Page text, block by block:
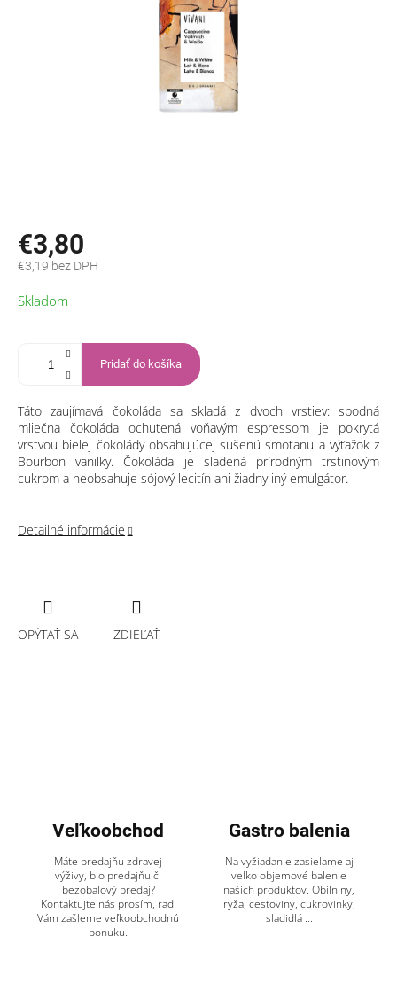
€3,80
€3,19 bez DPH
cena:
Skladom
Pridať do košíka
Táto zaujímavá čokoláda sa skladá z dvoch vrstiev: spodná
mliečna čokoláda ochutená voňavým espressom je pokrytá
vrstvou bielej čokolády obsahujúcej sušenú smotanu a výťažok z
Bourbon vanilky. Čokoláda je sladená prírodným trstinovým
cukrom a neobsahuje sójový lecitín ani žiadny iný emulgátor.
Detailné informácie
OPÝTAŤ SA ZDIEĽAŤ
Veľkoobchod
Máte predajňu zdravej
výživy, bio predajňu či
bezobalový predaj?
Kontaktujte nás prosím, radi
Vám zašleme veľkoobchodnú
ponuku.
Gastro balenia
Na vyžiadanie zasielame aj
veľko objemové balenie
našich produktov. Obilniny,
ryža, cestoviny, cukrovinky,
sladidlá ...